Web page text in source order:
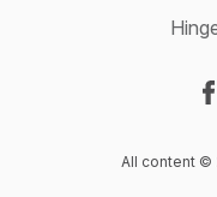
All content ©